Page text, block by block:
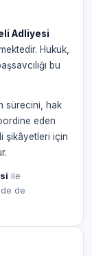
Adliyesi
Hukuk,
bu
sürecini, hak
eden
şikâyetleri için
ile
de